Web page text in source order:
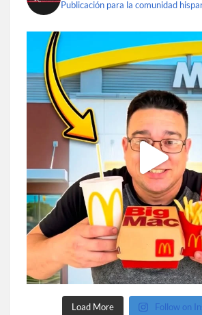
Publicación para la comunidad
Load More Follow on